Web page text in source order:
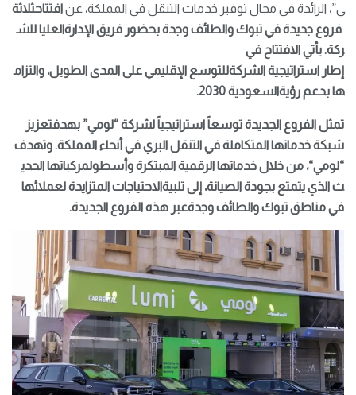
ي”، الرائدة في مجال توفير خدمات التنقل في المملكة، عنافتتاحثلاثة
فروع جديدةفيتبوكوالطائفوجدةبحضور فريقالإدارةالعليا للش
ركة. يأتيالافتتاح في
إطار استراتيجيةالشركةللتوسع الإقليميعلىالمدىالطويل، والتزام
ها بدعم رؤيةالسعودية
تمثلالفروع الجديدةتوسعاً استراتيجياً لشركة“لومي” بهدفتعزيز
شبكةخدماتها المتكاملةفيالتنقلالبريفي أنحاءالمملكة. وتهدف
“لومي“، منخلالخدماتها الرقميةالمبتكرةوأسطولمركباتها الحدي
ثالذييتمتع بجودةالصيانة، إلىتلبيةالاحتياجاتالمتزايدةلعملائها
فيمناطقتبوكوالطائفوجدةعبر هذهالفروع الجديدة.